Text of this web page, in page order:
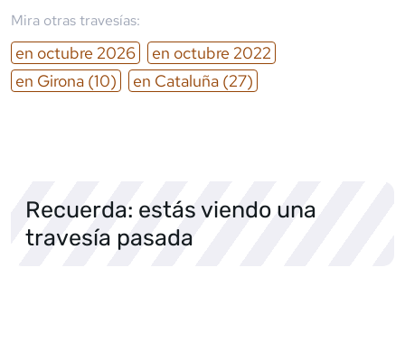
Mira otras travesías:
en octubre 2026 en octubre 2022
en Girona (10) en Cataluña (27)
Recuerda: estás viendo una
travesía pasada